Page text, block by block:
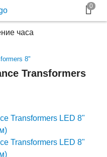
8"
Transformers